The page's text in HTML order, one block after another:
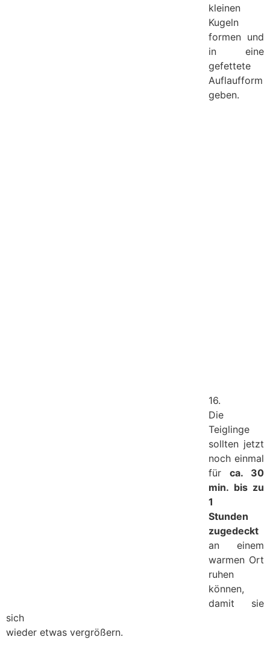
kleinen
Kugeln
formen und
in eine
gefettete
Auflaufform
geben.
16.
Die
Teiglinge
sollten jetzt
noch einmal
für ca. 30
min. bis zu
1
Stunden
zugedeckt
an einem
warmen Ort
ruhen
können,
damit sie
sich
wieder etwas vergrößern.